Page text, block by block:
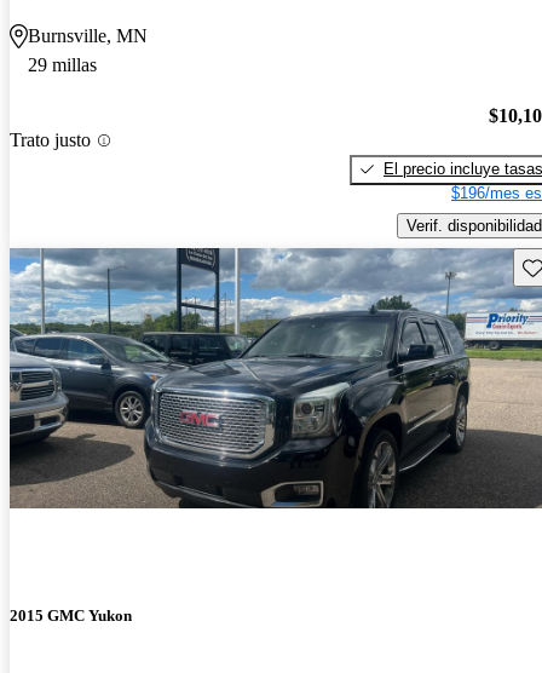
Burnsville, MN
29 millas
Trato justo
El precio incluye tasas
$196/mes
Verif. disponibilidad
2015 GMC Yukon